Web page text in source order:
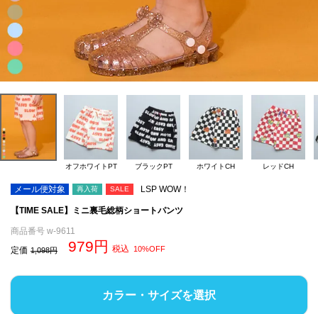
オフホワイトPT ブラックPT ホワイトCH レッドCH
メール便対象 再入荷 SALE LSP WOW！
【TIME SALE】ミニ裏毛総柄ショートパンツ
商品番号 w-9611
定価 1,098 979 税込 10%OFF
カラー・サイズを選択